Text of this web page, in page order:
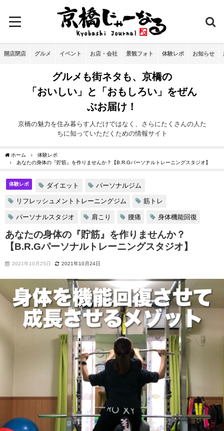
開店閉店 グルメ イベント お店・会社 景観フォト 体験レポ お知らせ
グルメも街ネタも、京橋の
「おいしい」と「おもしろい」をぜん
ぶお届け！
京橋の魅力を住み暮らす人だけではなく、さらにたくさんの人た
ちに知っていただくための情報サイト
ホーム
体験レポ
あなたの身体の『貯筋』を作りませんか？【B.R.Gパーソナルトレーニングスタジオ】
体験レポ ダイエット パーソナルジム
リフレッシュメントトレーニングジム 筋トレ
パーソナルスタジオ 肩こり 腰痛 身体機能回復
あなたの身体の『貯筋』を作りませんか？
【B.R.Gパーソナルトレーニングスタジオ】
2021年10月25日 2021年10月24日